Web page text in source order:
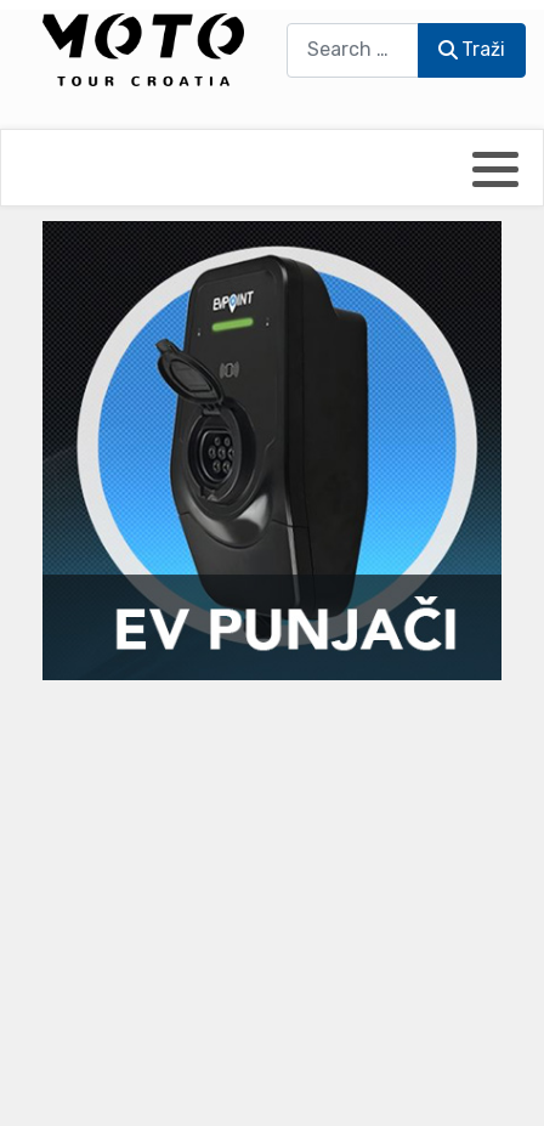
Traži
UmPaDrum
Moto servisi
Impressum
Damir Žerić - ELPASSO
Dario Dinter - Moto TOZ
Igor Kreč - UmPaDrum
Igor Kukec Brmbi
Slaven Gajdek
MTC - Moto Tour Croatia
Moto putopisi
Vikend vožnje
Zanimljivost
Najave i noviteti